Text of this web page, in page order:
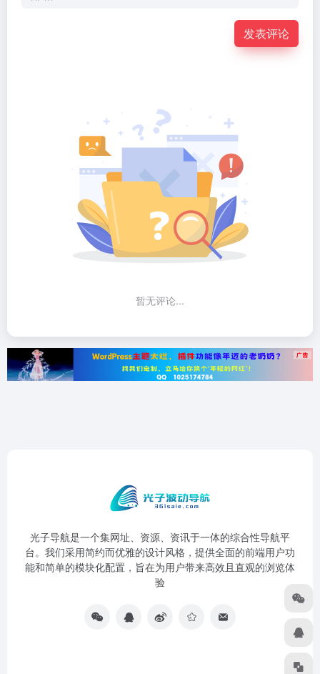
发表评论
暂无评论...
光子导航是一个集网址、资源、资讯于一体的综合性导航平
台。我们采用简约而优雅的设计风格，提供全面的前端用户功
能和简单的模块化配置，旨在为用户带来高效且直观的浏览体
验